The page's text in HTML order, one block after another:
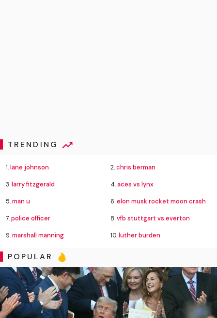
TRENDING
1.lane johnson 2.chris berman
3.larry fitzgerald 4.aces vs lynx
5.man u 6.elon musk rocket moon crash
7.police officer 8.vfb stuttgart vs everton
9.marshall manning 10.luther burden
POPULAR